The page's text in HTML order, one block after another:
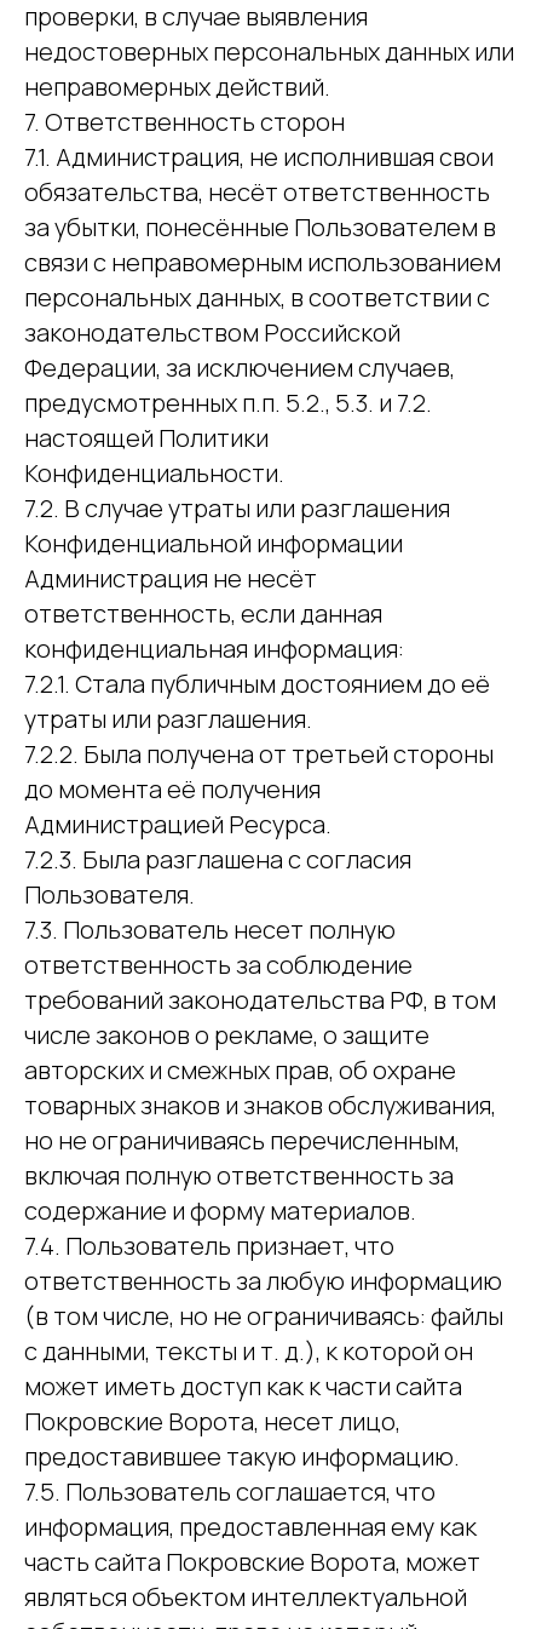
проверки, в случае выявления
недостоверных персональных данных или
неправомерных действий.
7. Ответственность сторон
7.1. Администрация, не исполнившая свои
обязательства, несёт ответственность
за убытки, понесённые Пользователем в
связи с неправомерным использованием
персональных данных, в соответствии с
законодательством Российской
Федерации, за исключением случаев,
предусмотренных п.п. 5.2., 5.3. и 7.2.
настоящей Политики
Конфиденциальности.
7.2. В случае утраты или разглашения
Конфиденциальной информации
Администрация не несёт
ответственность, если данная
конфиденциальная информация:
7.2.1. Стала публичным достоянием до её
утраты или разглашения.
7.2.2. Была получена от третьей стороны
до момента её получения
Администрацией Ресурса.
7.2.3. Была разглашена с согласия
Пользователя.
7.3. Пользователь несет полную
ответственность за соблюдение
требований законодательства РФ, в том
числе законов о рекламе, о защите
авторских и смежных прав, об охране
товарных знаков и знаков обслуживания,
но не ограничиваясь перечисленным,
включая полную ответственность за
содержание и форму материалов.
7.4. Пользователь признает, что
ответственность за любую информацию
(в том числе, но не ограничиваясь: файлы
с данными, тексты и т. д.), к которой он
может иметь доступ как к части сайта
Покровские Ворота, несет лицо,
предоставившее такую информацию.
7.5. Пользователь соглашается, что
информация, предоставленная ему как
часть сайта Покровские Ворота, может
являться объектом интеллектуальной